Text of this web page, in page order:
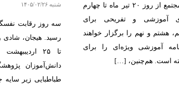
دبیرستان‌های دوره اول مجتمع از روز ۲۰ تیر ماه تا چهارم
آموزشی و تفریحی برای
هشتم و نهم را برگزار خواهند
آموزشی ویژه‌ای را برای
است. هم‌چنین، […]
شنبه ۱۴۰۵/۰۲/۲۶
سه روز رقابت
تا ۲۵
دانش‌آموزان